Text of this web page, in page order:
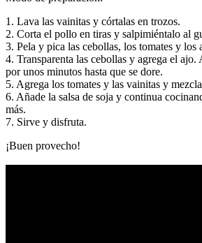
1. Lava las vainitas y córtalas en trozos.
2. Corta el pollo en tiras y salpimiéntalo al
3. Pela y pica las cebollas, los tomates y los
4. Transparenta las cebollas y agrega el
por unos minutos hasta que se dore.
5. Agrega los tomates y las vainitas y
6. Añade la salsa de soja y continua
más.
7. Sirve y disfruta.
¡Buen provecho!